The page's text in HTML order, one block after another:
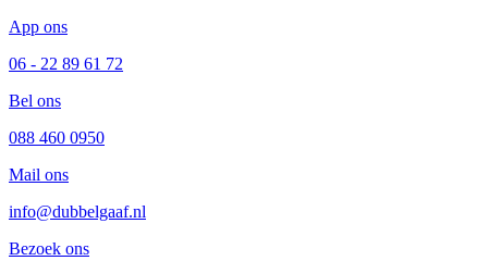
App ons
06 - 22 89 61 72
Bel ons
088 460 0950
Mail ons
info@dubbelgaaf.nl
Bezoek ons